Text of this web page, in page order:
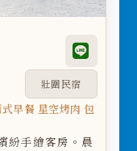
壯圍民宿
早餐 星空烤肉 包
紛手繪客房。晨